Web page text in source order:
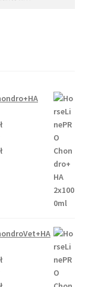
Aktualna
wynosi:
Aktualna